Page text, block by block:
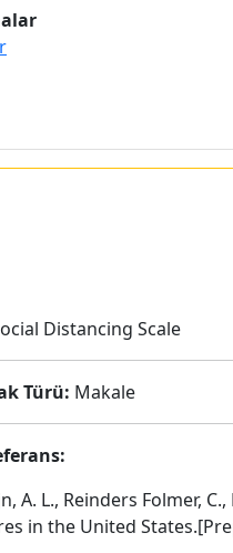
Distancing Scale
Türü: Makale
A. L., Reinders Folmer,
in the United